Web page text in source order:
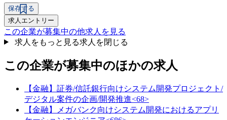
保存する
求人エントリー
この企業が募集中の他求人を見る
求人をもっと見る求人を閉じる
この企業が募集中のほかの求人
【金融】証券/信託銀行向けシステム開発プロジェクト/
デジタル案件の企画/開発推進<68>
【金融】メガバンク向けシステム開発におけるアプリ